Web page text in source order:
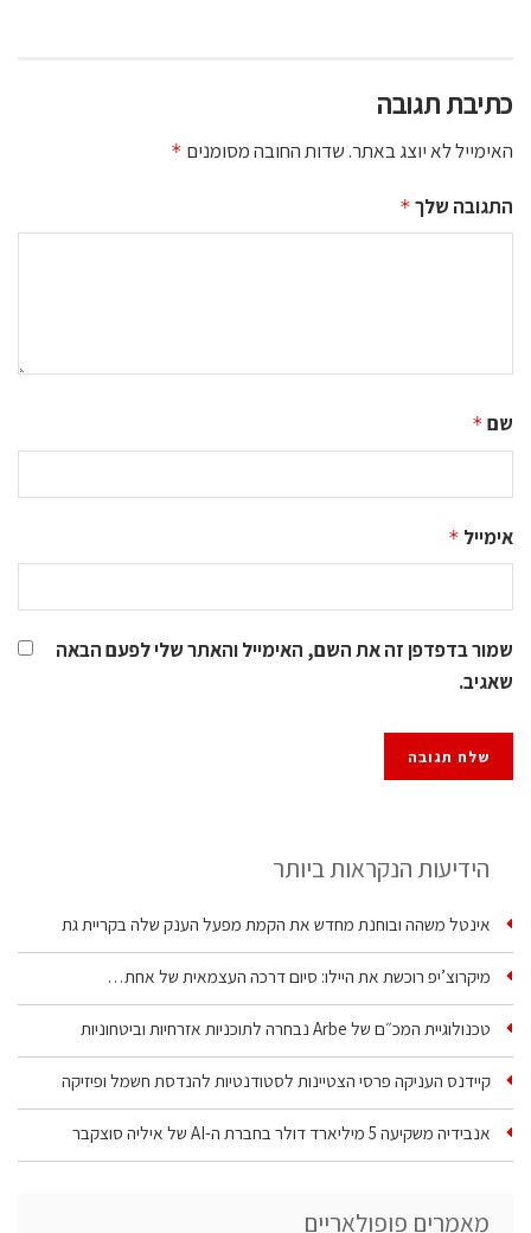
כתיבת תגובה
האימייל לא יוצג באתר.שדות החובה מסומנים *
התגובה שלך *
שם *
אימייל *
שמור בדפדפן זה את השם, האימייל והאתר שלי לפעם הבאה
שאגיב.
הידיעות הנקראות ביותר
אינטל משהה ובוחנת מחדש את הקמת מפעל הענק שלה בקריית גת
מיקרוצ’יפ רוכשת את היילו: סיום דרכה העצמאית של אחת…
טכנולוגיית המכ״ם של Arbe נבחרה לתוכניות אזרחיות וביטחוניות
קיידנס העניקה פרסי הצטיינות לסטודנטיות להנדסת חשמל ופיזיקה
אנבידיה משקיעה 5 מיליארד דולר בחברת ה-AI של איליה סוצקבר
מאמרים פופולאריים